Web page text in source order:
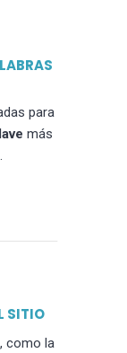
para
más
SITIO
como la